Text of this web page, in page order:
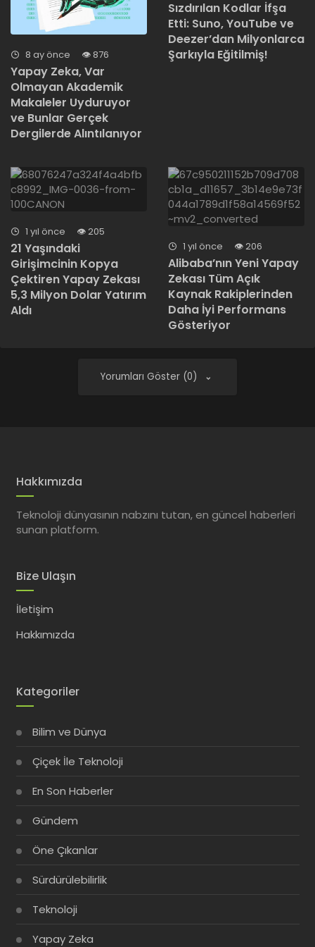
8 ay önce 876
Yapay Zeka, Var
Olmayan Akademik
Makaleler Uyduruyor
ve Bunlar Gerçek
Dergilerde Alıntılanıyor
Sızdırılan Kodlar İfşa
Etti: Suno, YouTube ve
Deezer’dan Milyonlarca
Şarkıyla Eğitilmiş!
1 yıl önce 205
21 Yaşındaki
Girişimcinin Kopya
Çektiren Yapay Zekası
5,3 Milyon Dolar Yatırım
Aldı
1 yıl önce 206
Alibaba’nın Yeni Yapay
Zekası Tüm Açık
Kaynak Rakiplerinden
Daha İyi Performans
Gösteriyor
Yorumları Göster (0)
Hakkımızda
Teknoloji dünyasının nabzını tutan, en güncel haberleri
sunan platform.
Bize Ulaşın
İletişim
Hakkımızda
Kategoriler
Bilim ve Dünya
Çiçek İle Teknoloji
En Son Haberler
Gündem
Öne Çıkanlar
Sürdürülebilirlik
Teknoloji
Yapay Zeka